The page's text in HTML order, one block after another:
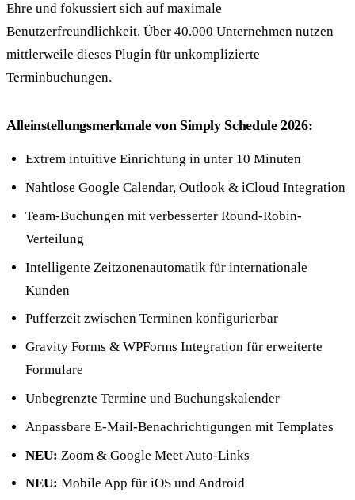
Ehre und fokussiert sich auf maximale
Benutzerfreundlichkeit. Über 40.000 Unternehmen nutzen
mittlerweile dieses Plugin für unkomplizierte
Terminbuchungen.
Alleinstellungsmerkmale von Simply Schedule 2026:
Extrem intuitive Einrichtung in unter 10 Minuten
Nahtlose Google Calendar, Outlook & iCloud Integration
Team-Buchungen mit verbesserter Round-Robin-
Verteilung
Intelligente Zeitzonenautomatik für internationale
Kunden
Pufferzeit zwischen Terminen konfigurierbar
Gravity Forms & WPForms Integration für erweiterte
Formulare
Unbegrenzte Termine und Buchungskalender
Anpassbare E-Mail-Benachrichtigungen mit Templates
NEU: Zoom & Google Meet Auto-Links
NEU: Mobile App für iOS und Android